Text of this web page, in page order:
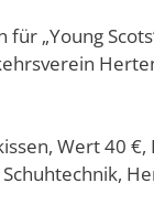
für „Young
Wert 40 €,